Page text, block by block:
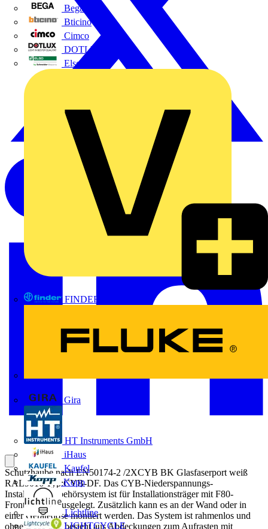
Bega
Bticino
Cimco
DOTLUX GmbH
Elso
FINDER
Gira
HT Instruments GmbH
iHaus
Kaufel
Kopp
Lichtline
LIGHTCYCLE
Schutzhaube nach EN50174-2 /2XCYB BK Glasfaserport weiß
RAL9016 Typ:CYB-DF. Das CYB-Niederspannungs-
Installationszubehörsystem ist für Installationsträger mit F80-
Frontöffnung ausgelegt. Zusätzlich kann es an der Wand oder in
einer Gerätedose montiert werden. Das System ist rahmenlos und
ohne Dose und besteht aus Abdeckungen zum Aufrasten mit